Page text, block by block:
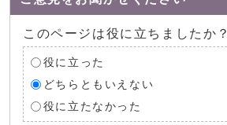
このページは役に立ちましたか？
役に立った
どちらともいえない
役に立たなかった